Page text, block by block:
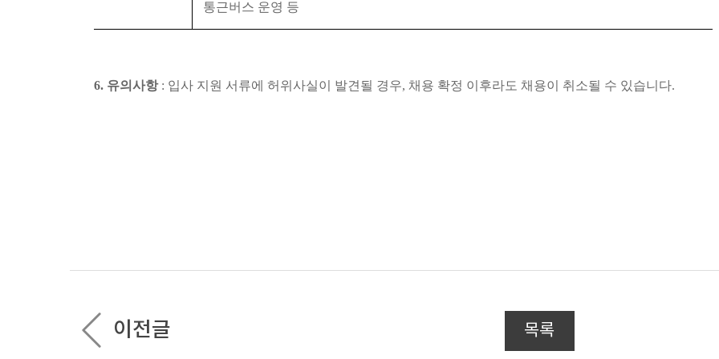
통근버스 운영 등
6. 유의사항: 입사 지원 서류에 허위사실이 발견될 경우, 채용 확정 이후라도 채용이 취소될 수 있습니다.
이전글 목록